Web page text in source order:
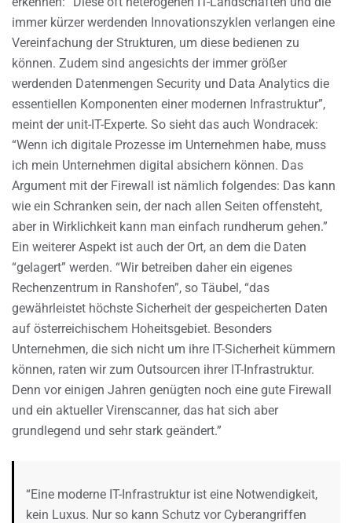
immer kürzer werdenden Innovationszyklen verlangen eine
Vereinfachung der Strukturen, um diese bedienen zu
können. Zudem sind angesichts der immer größer
werdenden Datenmengen Security und Data Analytics die
essentiellen Komponenten einer modernen Infrastruktur”,
meint der unit-IT-Experte. So sieht das auch Wondracek:
“Wenn ich digitale Prozesse im Unternehmen habe, muss
ich mein Unternehmen digital absichern können. Das
Argument mit der Firewall ist nämlich folgendes: Das kann
wie ein Schranken sein, der nach allen Seiten offensteht,
aber in Wirklichkeit kann man einfach rundherum gehen.”
Ein weiterer Aspekt ist auch der Ort, an dem die Daten
“gelagert” werden. “Wir betreiben daher ein eigenes
Rechenzentrum in Ranshofen”, so Täubel, “das
gewährleistet höchste Sicherheit der gespeicherten Daten
auf österreichischem Hoheitsgebiet. Besonders
Unternehmen, die sich nicht um ihre IT-Sicherheit kümmern
können, raten wir zum Outsourcen ihrer IT-Infrastruktur.
Denn vor einigen Jahren genügten noch eine gute Firewall
und ein aktueller Virenscanner, das hat sich aber
grundlegend und sehr stark geändert.”
“Eine moderne IT-Infrastruktur ist eine Notwendigkeit,
kein Luxus. Nur so kann Schutz vor Cyberangriffen